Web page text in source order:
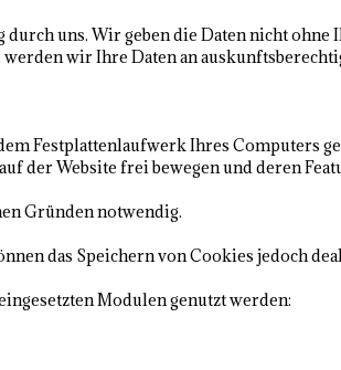
uns. Wir geben die Daten nicht
wir Ihre Daten an
Festplattenlaufwerk Ihres Computers
der Website frei bewegen und deren
Gründen notwendig.
das Speichern von Cookies jedoch
Modulen genutzt werden: